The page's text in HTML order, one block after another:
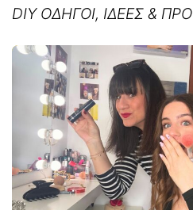
DIY ΟΔΗΓΟΙ, ΙΔΕΕΣ &